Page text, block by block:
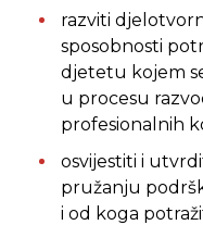
razviti
sposobnosti
djetetu kojem
u procesu
profesionalnih
osvijestiti i
pružanju
i od koga